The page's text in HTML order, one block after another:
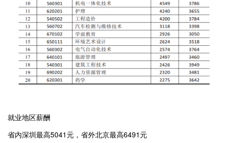
就业地区薪酬
省内深圳最高5041元，省外北京最高6491元